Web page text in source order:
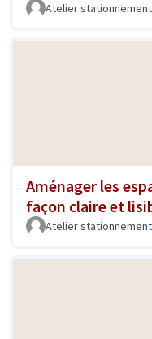
Atelier
Aménager les
façon claire et
Atelier